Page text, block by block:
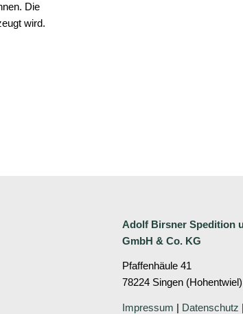
Die
wird.
Adolf BirsnerSpedition
GmbH & Co. KG
Pfaffenhäule 41
78224 Singen (Hohentwiel)
Impressum | Datenschutz |